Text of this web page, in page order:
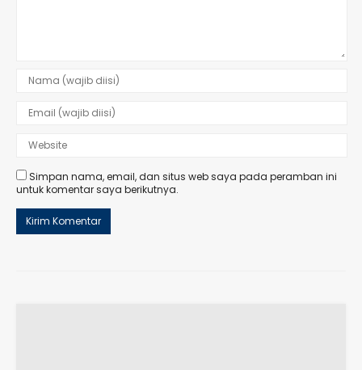
Simpan nama, email, dan situs web saya pada peramban ini
untuk komentar saya berikutnya.